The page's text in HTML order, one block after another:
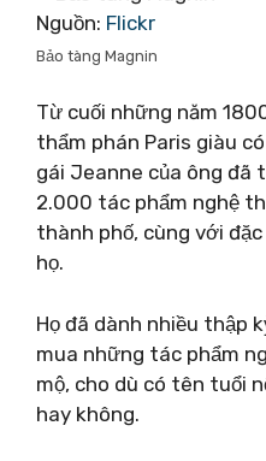
Nguồn: Flickr
Bảo tàng Magnin
Từ cuối những năm
thẩm phán Paris giàu
gái Jeanne của ông đã
2.000 tác phẩm nghệ
thành phố, cùng với
họ.
Họ đã dành nhiều thập
mua những tác phẩm
mộ, cho dù có tên tuổi
hay không.